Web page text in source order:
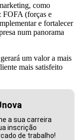
como
FOFA (forças e
e fortalecer
num panorama
um valor a mais
mais satisfeito
a sua carreira
inscrição
de trabalho!